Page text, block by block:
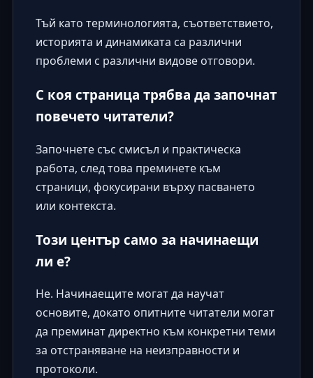
Тъй като терминологията, съответствието,
историята и динамиката са различни
проблеми с различни видове отговори.
С коя страница трябва да започнат
повечето читатели?
Започнете със смисъл и практическа
работа, след това преминете към
страници, фокусирани върху пасването
или контекста.
Този център само за начинаещи
ли е?
Не. Начинаещите могат да научат
основите, докато опитните читатели могат
да преминат директно към конкретни теми
за отстраняване на неизправности и
протоколи.